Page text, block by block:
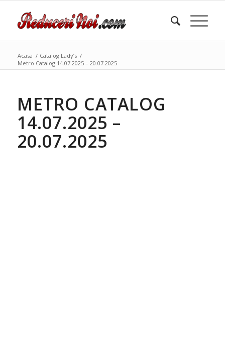
Acasa / Catalog Lady’s /
Metro Catalog 14.07.2025 – 20.07.2025
METRO CATALOG
14.07.2025 –
20.07.2025